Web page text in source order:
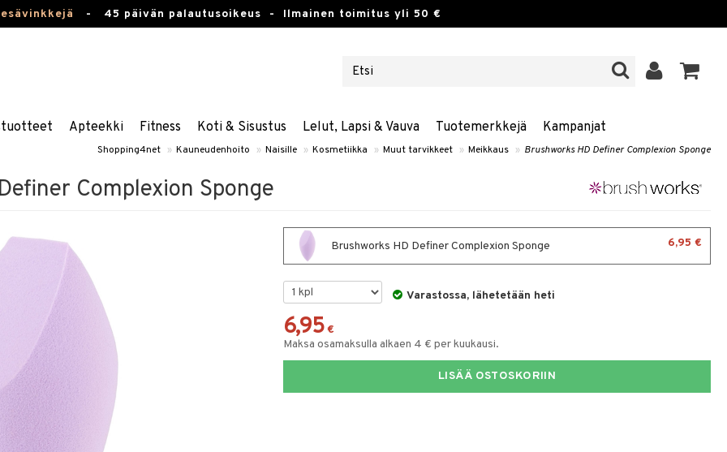
- 45 päivän palautusoikeus - Ilmainen toimitus yli 50 €
Apteekki Fitness Koti & Sisustus Lelut, Lapsi & Vauva Tuotemerkkejä Kampanjat
Shopping4net » Kauneudenhoito » Naisille » Kosmetiikka » Muut tarvikkeet » Meikkaus » Brushworks HD Definer Complexion Sponge
Complexion Sponge
Brushworks HD Definer Complexion Sponge 6,95 €
Varastossa, lähetetään heti
6,95 €
Maksa osamaksulla alkaen 4 € per kuukausi.
LISÄÄ OSTOSKORIIN